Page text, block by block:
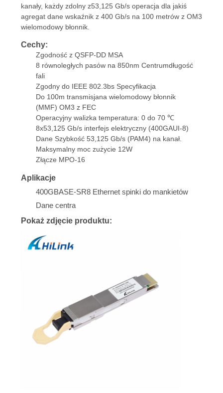
SITEMAP
POLITYKA
PRYWATNOŚCI
kanały, każdy zdolny z53,125 Gb/s operacja dla jakiś
agregat dane wskaźnik z 400 Gb/s na 100 metrów z OM3
wielomodowy błonnik.
Cechy:
Zgodność z QSFP-DD MSA
8 równoległych pasów na 850nm Centrumdługość
fali
Zgodny do IEEE 802.3bs Specyfikacja
Do 100m transmisjana wielomodowy błonnik
(MMF) OM3 z FEC
Operacyjny walizka temperatura: 0 do 70 ℃
8x53,125 Gb/s interfejs elektryczny (400GAUI-8)
Dane Szybkość 53,125 Gb/s (PAM4) na kanał.
Maksymalny moc zużycie 12W
Złącze MPO-16
Aplikacje
400GBASE-SR8 Ethernet spinki do mankietów
Dane centra
Pokaż zdjęcie produktu: